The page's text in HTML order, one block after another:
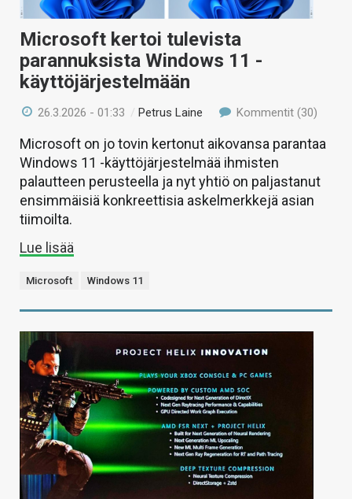
Microsoft kertoi tulevista
parannuksista Windows 11 -
käyttöjärjestelmään
26.3.2026 - 01:33 /Petrus Laine Kommentit (30)
Microsoft on jo tovin kertonut aikovansa parantaa
Windows 11 -käyttöjärjestelmää ihmisten
palautteen perusteella ja nyt yhtiö on paljastanut
ensimmäisiä konkreettisia askelmerkkejä asian
tiimoilta.
Lue lisää
Microsoft Windows 11